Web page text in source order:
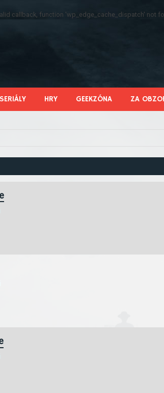
callback, function 'wp_edge_cache_dispatch' not
HRY GEEKZÓNA ZA